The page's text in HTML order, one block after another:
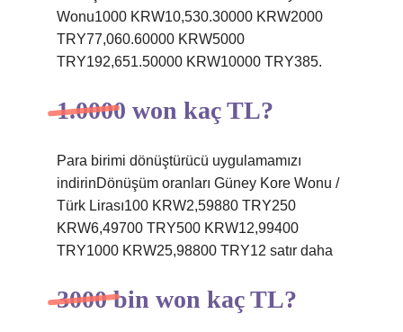
Wonu1000 KRW10,530.30000 KRW2000
TRY77,060.60000 KRW5000
TRY192,651.50000 KRW10000 TRY385.
1.0000 won kaç TL?
Para birimi dönüştürücü uygulamamızı
indirinDönüşüm oranları Güney Kore Wonu /
Türk Lirası100 KRW2,59880 TRY250
KRW6,49700 TRY500 KRW12,99400
TRY1000 KRW25,98800 TRY12 satır daha
3000 bin won kaç TL?